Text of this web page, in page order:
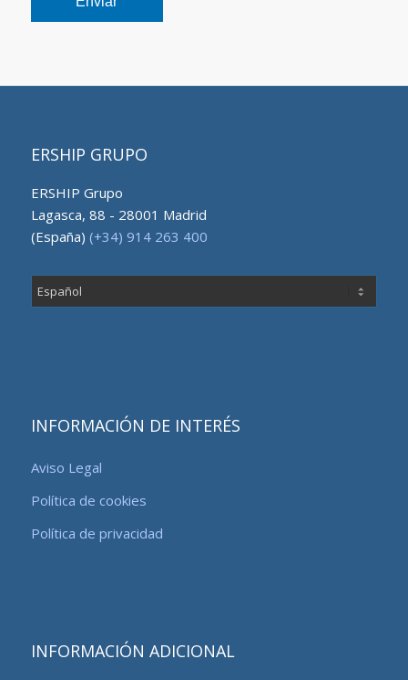
ERSHIP GRUPO
ERSHIP Grupo
Lagasca, 88 - 28001 Madrid
(España) (+34) 914 263 400
un
INFORMACIÓN DE INTERÉS
Aviso Legal
Política de cookies
Política de privacidad
INFORMACIÓN ADICIONAL